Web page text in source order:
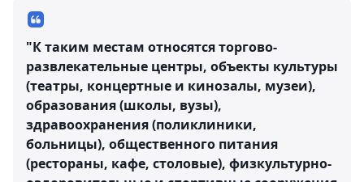
"К таким местам относятся торгово-
развлекательные центры, объекты культуры
(театры, концертные и кинозалы, музеи),
образования (школы, вузы),
здравоохранения (поликлиники,
больницы), общественного питания
(рестораны, кафе, столовые), физкультурно-